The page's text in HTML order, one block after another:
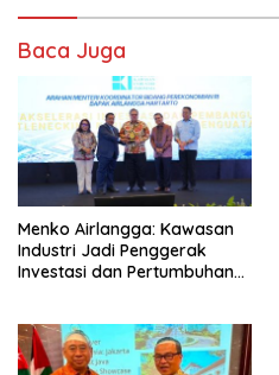
Baca Juga
Menko Airlangga: Kawasan
Industri Jadi Penggerak
Investasi dan Pertumbuhan